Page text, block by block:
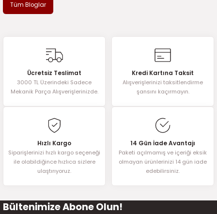
Tüm Bloglar
Ücretsiz Teslimat
3000 TL Üzerindeki Sadece
Mekanik Parça Alışverişlerinizde.
Kredi Kartına Taksit
Alışverişlerinizi taksitlendirme
şansını kaçırmayın.
Hızlı Kargo
Siparişlerinizi hızlı kargo seçeneği
ile olabildiğince hızlıca sizlere
ulaştırıyoruz.
14 Gün İade Avantajı
Paketi açılmamış ve içeriği eksik
olmayan ürünlerinizi 14 gün iade
edebilirsiniz.
Bültenimize Abone Olun!